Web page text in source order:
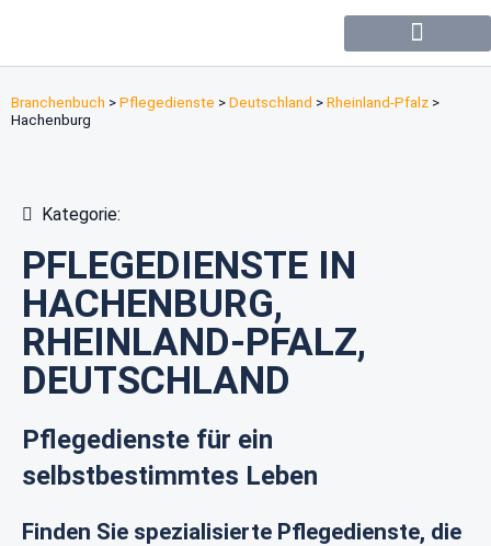
Branchenbuch >Pflegedienste >Deutschland >Rheinland-Pfalz >
Hachenburg
Kategorie:
PFLEGEDIENSTE IN
HACHENBURG,
RHEINLAND-PFALZ,
DEUTSCHLAND
Pflegedienste für ein
selbstbestimmtes Leben
Finden Sie spezialisierte Pflegedienste, die